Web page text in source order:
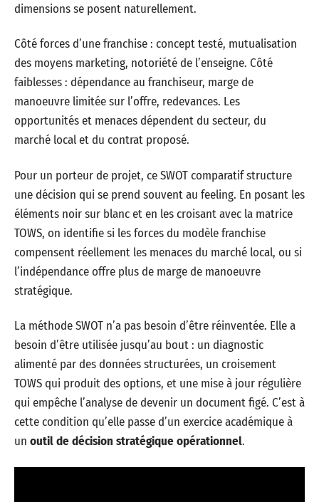
dimensions se posent naturellement.
Côté forces d’une franchise : concept testé, mutualisation
des moyens marketing, notoriété de l’enseigne. Côté
faiblesses : dépendance au franchiseur, marge de
manoeuvre limitée sur l’offre, redevances. Les
opportunités et menaces dépendent du secteur, du
marché local et du contrat proposé.
Pour un porteur de projet, ce SWOT comparatif structure
une décision qui se prend souvent au feeling. En posant les
éléments noir sur blanc et en les croisant avec la matrice
TOWS, on identifie si les forces du modèle franchise
compensent réellement les menaces du marché local, ou si
l’indépendance offre plus de marge de manoeuvre
stratégique.
La méthode SWOT n’a pas besoin d’être réinventée. Elle a
besoin d’être utilisée jusqu’au bout : un diagnostic
alimenté par des données structurées, un croisement
TOWS qui produit des options, et une mise à jour régulière
qui empêche l’analyse de devenir un document figé. C’est à
cette condition qu’elle passe d’un exercice académique à
un outil de décision stratégique opérationnel.